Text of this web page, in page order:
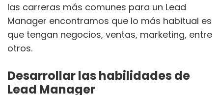
las carreras más comunes para un Lead
Manager encontramos que lo más habitual es
que tengan negocios, ventas, marketing, entre
otros.
Desarrollar las habilidades de
Lead Manager